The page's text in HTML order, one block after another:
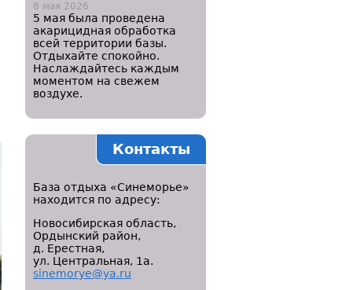
8 мая 2026
5 мая была проведена
акарицидная обработка
всей территории базы.
Отдыхайте спокойно.
Наслаждайтесь каждым
моментом на свежем
воздухе.
Контакты
База отдыха «Синеморье»
находится по адресу:
Новосибирская область,
Ордынский район,
д. Ерестная,
ул. Центральная, 1а.
sinemorye@ya.ru